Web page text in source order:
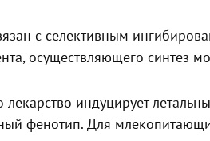
с селективным
осуществляющего синтез
индуцирует
фенотип. Для